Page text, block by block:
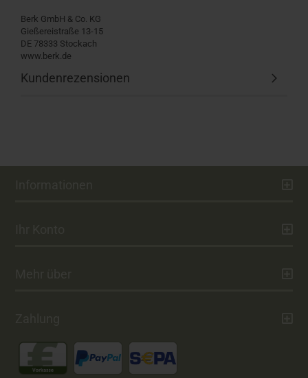
Berk GmbH & Co. KG
Gießereistraße 13-15
DE 78333 Stockach
www.berk.de
Kundenrezensionen